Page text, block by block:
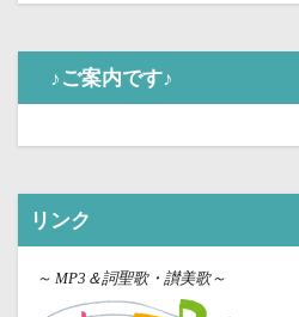
♪ご案内です♪
リンク
～ MP3＆詞聖歌・讃美歌～